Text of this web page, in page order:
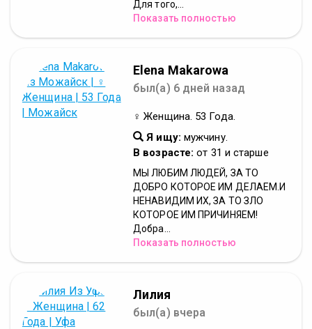
Для того,...
Показать полностью
Elena Makarowa
был(а) 6 дней назад
♀ Женщина. 53 Года.
Я ищу: мужчину.
В возрасте: от 31 и старше
МЫ ЛЮБИМ ЛЮДЕЙ, ЗА ТО
ДОБРО КОТОРОЕ ИМ ДЕЛАЕМ.И
НЕНАВИДИМ ИХ, ЗА ТО ЗЛО
КОТОРОЕ ИМ ПРИЧИНЯЕМ!
Добра...
Показать полностью
Лилия
был(а) вчера